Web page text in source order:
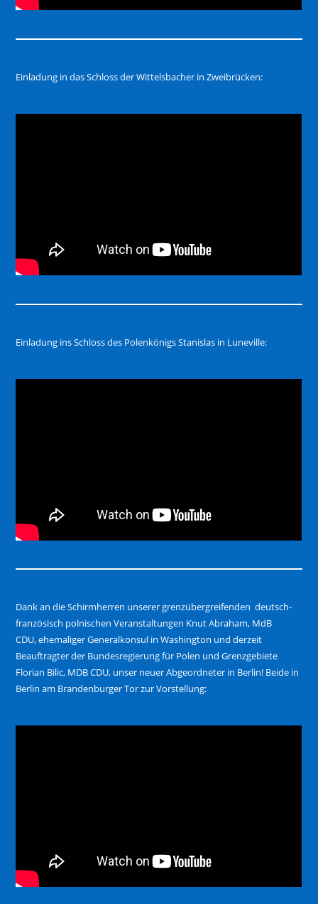
Einladung in das Schloss der Wittelsbacher in Zweibrücken:
Einladung ins Schloss des Polenkönigs Stanislas in Luneville:
Dank an die Schirmherren unserer grenzübergreifenden deutsch-
französisch polnischen Veranstaltungen Knut Abraham, MdB
CDU, ehemaliger Generalkonsul in Washington und derzeit
Beauftragter der Bundesregierung für Polen und Grenzgebiete
Florian Bilic, MDB CDU, unser neuer Abgeordneter in Berlin! Beide in
Berlin am Brandenburger Tor zur Vorstellung: